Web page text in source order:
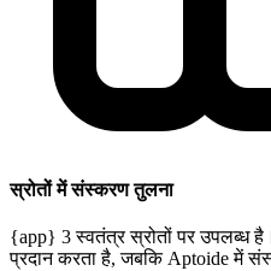
स्रोतों में संस्करण तुलना
{app} 3 स्वतंत्र स्रोतों पर उपलब्ध
प्रदान करता है, जबकि Aptoide में